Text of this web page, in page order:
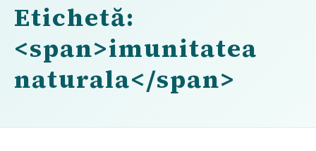
Etichetă:
<span>imunitatea
naturala</span>